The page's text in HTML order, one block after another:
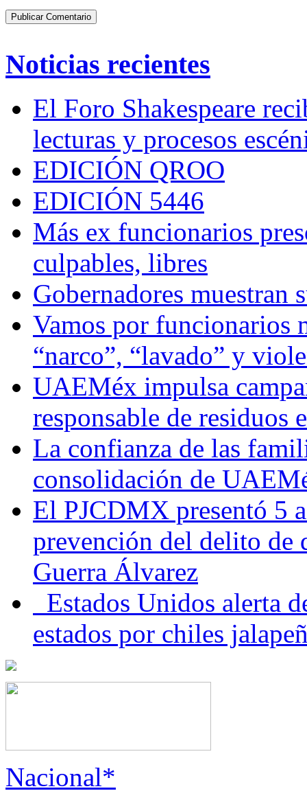
Noticias recientes
El Foro Shakespeare
lecturas y procesos
EDICIÓN QROO
EDICIÓN 5446
Más ex funcionarios
culpables, libres
Gobernadores muestran
Vamos por funcionarios
“narco”, “lavado” y
UAEMéx impulsa
responsable de residuos
La confianza de las
consolidación de
El PJCDMX presentó 5
prevención del delito de
Guerra Álvarez
Estados Unidos alerta
estados por chiles
Nacional*